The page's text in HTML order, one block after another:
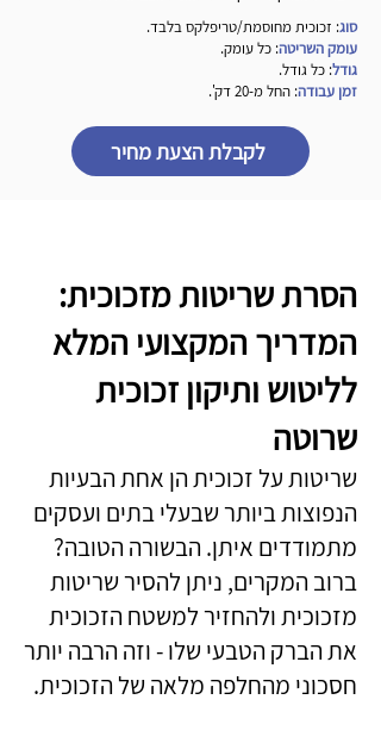
סוג: זכוכית מחוסמת/טריפלקס בלבד.
עומק השריטה: כל עומק.
גודל: כל גודל.
זמן עבודה: החל מ-20 דק'.
לקבלת הצעת מחיר
הסרת שריטות מזכוכית:
המדריך המקצועי המלא
לליטוש ותיקון זכוכית
שרוטה
שריטות על זכוכית הן אחת הבעיות
הנפוצות ביותר שבעלי בתים ועסקים
מתמודדים איתן. הבשורה הטובה?
ברוב המקרים, ניתן להסיר שריטות
מזכוכית ולהחזיר למשטח הזכוכית
את הברק הטבעי שלו - וזה הרבה יותר
חסכוני מהחלפה מלאה של הזכוכית.